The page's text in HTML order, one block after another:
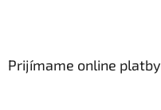
Prijímame online platby